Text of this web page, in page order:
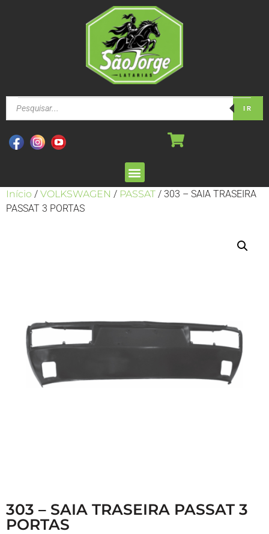
IR
Início / VOLKSWAGEN / PASSAT / 303 – SAIA TRASEIRA
PASSAT 3 PORTAS
303 – SAIA TRASEIRA PASSAT 3
PORTAS